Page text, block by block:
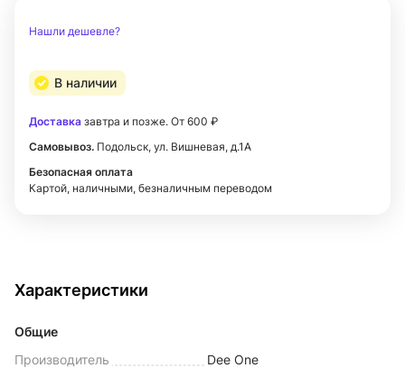
Нашли дешевле?
В наличии
Доставка завтра и позже. От 600 ₽
Самовывоз. Подольск, ул. Вишневая, д.1А
Безопасная оплата
Картой, наличными, безналичным переводом
Характеристики
Общие
Производитель
Dee One